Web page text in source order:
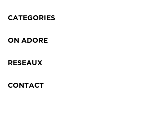
CATEGORIES
ON ADORE
RESEAUX
CONTACT